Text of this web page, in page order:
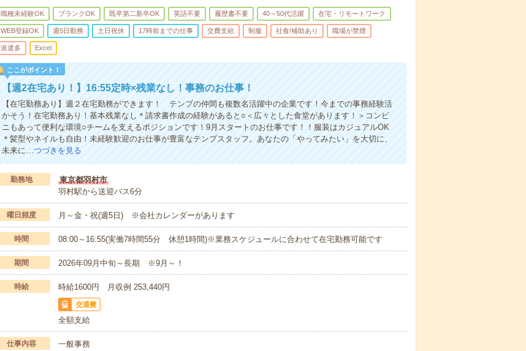
職種未経験OK ブランクOK 既卒第二新卒OK 英語不要 履歴書不要 40～50代活躍 在宅・リモートワーク
WEB登録OK 週5日勤務 土日祝休 17時前までの仕事 交費支給 制服 社食/補助あり 職場が禁煙
派遣多 Excel
ここがポイント！
【週2在宅あり！】16:55定時×残業なし！事務のお仕事！
【在宅勤務あり】週２在宅勤務ができます！ テンプの仲間も複数名活躍中の企業です！今までの事務経験活
かそう！在宅勤務あり！基本残業なし＊請求書作成の経験があると○＜広々とした食堂があります！＞コンビ
ニもあって便利な環境○チームを支えるポジションです！9月スタートのお仕事です！！服装はカジュアルOK
＊髪型やネイルも自由！未経験歓迎のお仕事が豊富なテンプスタッフ。あなたの「やってみたい」を大切に、
未来に…つづきを見る
勤務地
東京都羽村市
羽村駅から送迎バス6分
曜日頻度 月～金・祝(週5日) ※会社カレンダーがあります
時間 08:00～16:55(実働7時間55分 休憩1時間)※業務スケジュールに合わせて在宅勤務可能です
期間 2026年09月中旬～長期 ※9月～！
時給 時給1600円 月収例 253,440円
交通費
全額支給
仕事内容 一般事務